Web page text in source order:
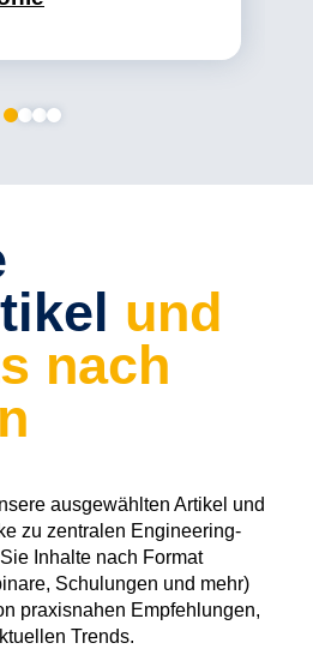
und
nach
ausgewählten Artikel und
zu zentralen Engineering-
Inhalte nach Format
Schulungen und mehr)
praxisnahen Empfehlungen,
Trends.